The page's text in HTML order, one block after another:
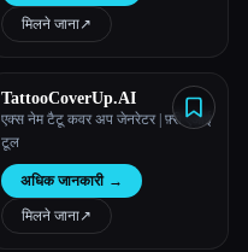
मिलने जाना↗︎
TattooCoverUp.AI
एक्स नेम टैटू कवर अप जेनरेटर | फ़्री एआई
टूल
अधिक जानकारी →
मिलने जाना↗︎